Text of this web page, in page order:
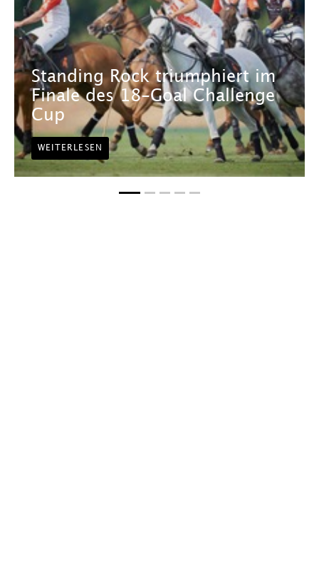
Standing Rock triumphiert im
Finale des 18-Goal Challenge
Cup
WEITERLESEN